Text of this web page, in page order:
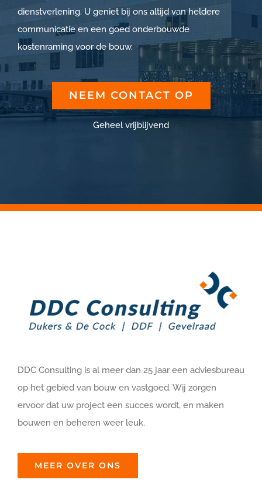
dienstverlening. U geniet bij ons altijd van heldere
communicatie en een goed onderbouwde
kostenraming voor de bouw.
NEEM CONTACT OP
Geheel vrijblijvend
DDC Consulting is al meer dan 25 jaar een adviesbureau
op het gebied van bouw en vastgoed. Wij zorgen
ervoor dat uw project een succes wordt, en maken
bouwen en beheren weer leuk.
MEER OVER ONS